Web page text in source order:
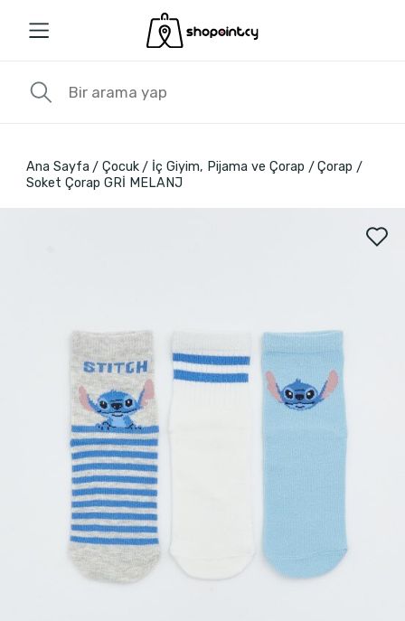
Ana Sayfa Çocuk İç Giyim, Pijama ve Çorap
Çorap
Soket Çorap GRİ MELANJ